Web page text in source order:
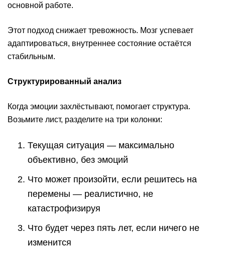
основной работе.
Этот подход снижает тревожность. Мозг успевает
адаптироваться, внутреннее состояние остаётся
стабильным.
Структурированный анализ
Когда эмоции захлёстывают, помогает структура.
Возьмите лист, разделите на три колонки:
Текущая ситуация — максимально
объективно, без эмоций
Что может произойти, если решитесь на
перемены — реалистично, не
катастрофизируя
Что будет через пять лет, если ничего не
изменится